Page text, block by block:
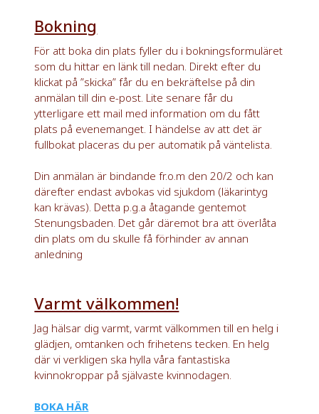
Bokning
För att boka din plats fyller du i bokningsformuläret
som du hittar en länk till nedan. Direkt efter du
klickat på ”skicka” får du en bekräftelse på din
anmälan till din e-post. Lite senare får du
ytterligare ett mail med information om du fått
plats på evenemanget. I händelse av att det är
fullbokat placeras du per automatik på väntelista.
Din anmälan är bindandefr.o.m den 20/2 och kan
därefter endast avbokas vid sjukdom (läkarintyg
kan krävas). Detta p.g.a åtagande gentemot
Stenungsbaden. Det går däremot bra att överlåta
din plats om du skulle få förhinder av annan
anledning
Varmt välkommen!
Jag hälsar dig varmt, varmt välkommen till en helg i
glädjen, omtanken och frihetens tecken. En helg
där vi verkligen ska hylla våra fantastiska
kvinnokroppar på självaste kvinnodagen.
BOKA HÄR